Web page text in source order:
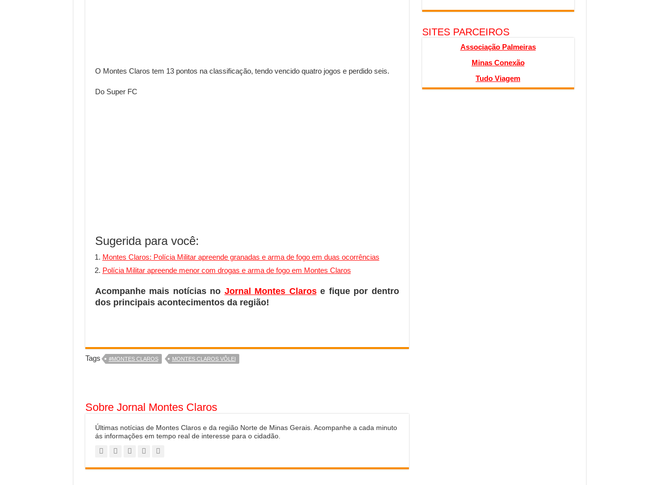
O Montes Claros tem 13 pontos na classificação, tendo vencido quatro jogos e perdido seis.
Do Super FC
Sugerida para você:
Montes Claros: Polícia Militar apreende granadas e arma de fogo em duas ocorrências
Polícia Militar apreende menor com drogas e arma de fogo em Montes Claros
Acompanhe mais notícias no Jornal Montes Clarose fique por dentro
dos principais acontecimentos da região!
Tags #MONTES CLAROS MONTES CLAROS VÔLEI
Sobre Jornal Montes Claros
Últimas notícias de Montes Claros e da região Norte de Minas Gerais. Acompanhe a cada minuto
ás informações em tempo real de interesse para o cidadão.
SITES PARCEIROS
Associação Palmeiras
Minas Conexão
Tudo Viagem